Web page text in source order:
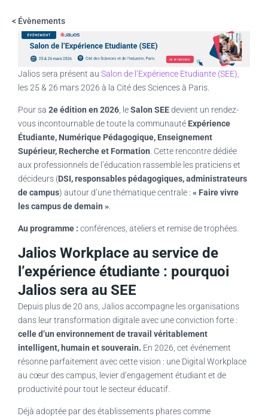
< Évènements
Jalios sera présent au Salon de l’Expérience Etudiante (SEE),
les 25 & 26 mars 2026 à la Cité des Sciences à Paris.
Pour sa 2e édition en 2026 , leSalon SEEdevient un rendez-
vous incontournable de toute la communauté Expérience
Étudiante, Numérique Pédagogique, Enseignement
Supérieur, Recherche et Formation . Cette rencontre dédiée
aux professionnels de l’éducation rassemble les praticiens et
décideurs (DSI, responsables pédagogiques, administrateurs
de campus) autour d’une thématique centrale : « Faire vivre
les campus de demain »
Au programme : conférences, ateliers et remise de trophées.
Jalios Workplace au service de
l’expérience étudiante : pourquoi
Jalios sera au SEE
Depuis plus de 20 ans, Jalios accompagne les organisations
dans leur transformation digitale avec une conviction forte :
celle d’un environnement de travail véritablement
intelligent, humain et souverain. En 2026, cet événement
résonne parfaitement avec cette vision : une Digital Workplace
au cœur des campus, levier d’engagement étudiant et de
productivité pour tout le secteur éducatif.
Déjà adoptée par des établissements phares comme